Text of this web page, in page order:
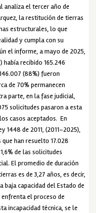
analiza el tercer año de
la restitución de tierras
estructurales, lo que
y cumpla con su
el informe, a mayo de 2025,
había recibido 165.246
(88%) fueron
de 70% permanecen
parte, en la fase judicial,
solicitudes pasaron a esta
casos aceptados. En
1448 de 2011, (2011–2025),
han resuelto 17.028
de las solicitudes
El promedio de duración
es de 3,27 años, es decir,
capacidad del Estado de
el proceso de
incapacidad técnica, se le